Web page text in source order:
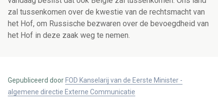
zal tussenkomen over de kwestie van de rechtsmacht van
het Hof, om Russische bezwaren over de bevoegdheid van
het Hof in deze zaak weg te nemen.
Gepubliceerd door FOD Kanselarij van de Eerste Minister -
algemene directie Externe Communicatie